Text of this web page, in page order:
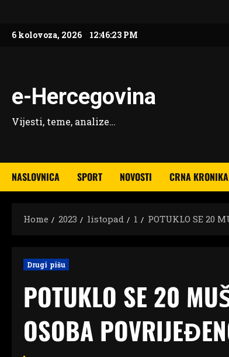
content
6 kolovoza, 2026 12:46:24 PM
e-Hercegovina
Vijesti, teme, analize…
NASLOVNICA SPORT NOVOSTI CRNA KRONIKA
Home 2023 listopad 1 POTUKLO SE 20
Drugi pišu
POTUKLO SE 20
OSOBA